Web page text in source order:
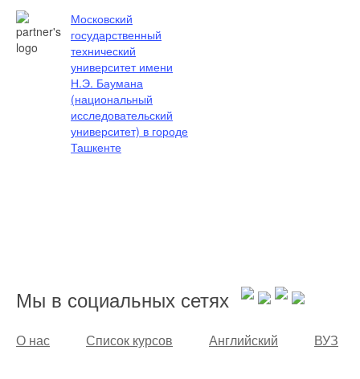
Московский
государственный
технический
университет имени
Н.Э. Баумана
(национальный
исследовательский
университет) в городе
Ташкенте
Мы в социальных сетях
О нас Список курсов Английский ВУЗ